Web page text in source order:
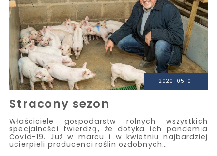
2020-05-01
Stracony sezon
Właściciele gospodarstw rolnych wszystkich
specjalności twierdzą, że dotyka ich pandemia
Covid-19. Już w marcu i w kwietniu najbardziej
ucierpieli producenci roślin ozdobnych…